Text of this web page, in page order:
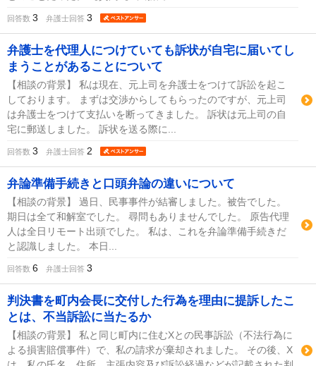
回答数 3 弁護士回答 3
弁護士を代理人につけていても訴状が自宅に届いてし
まうことがあることについて
【相談の背景】 私は現在、元上司を弁護士をつけて訴訟を起こ
しております。 まずは交渉からしてもらったのですが、元上司
は弁護士をつけて支払いを断ってきました。 訴状は元上司の自
宅に郵送しました。 訴状を送る際に...
回答数 3 弁護士回答 2
弁論準備手続きと口頭弁論の違いについて
【相談の背景】 過日、民事事件が結審しました。被告でした。
期日は全て和解室でした。 尋問もありませんでした。 原告代理
人は全日リモート出頭でした。 私は、これを弁論準備手続きだ
と認識しました。 本日...
回答数 6 弁護士回答 3
判決書を町内会長に交付した行為を理由に提訴したこ
とは、不当訴訟に当たるか
【相談の背景】 私と同じ町内に住むXとの民事訴訟（不法行為に
よる損害賠償事件）で、私の請求が棄却されました。 その後、X